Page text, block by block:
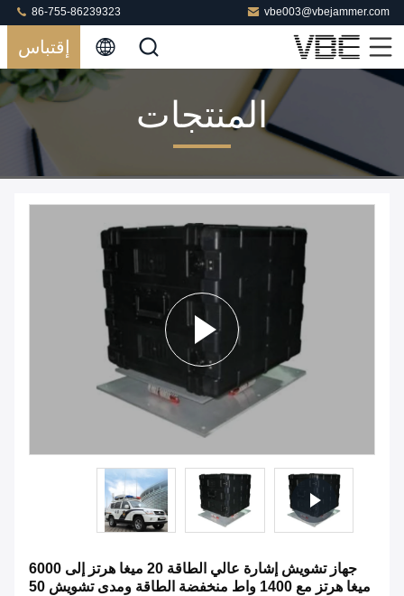
vbe003@vbejammer.com
86-755-86239323
إقتباس
المنتجات
جهاز تشويش إشارة عالي الطاقة 20 ميغا هرتز إلى 6000
ميغا هرتز مع 1400 واط منخفضة الطاقة ومدى تشويش 50